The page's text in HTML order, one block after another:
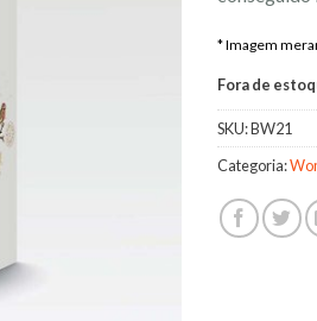
* Imagem
Fora de
SKU:BW21
Categoria: